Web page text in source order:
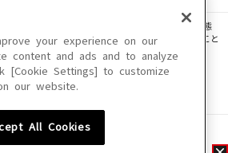
の文章・画像・写真・動画・音声等を、手段や形態
を超えて無断で複製、転載、ファイル化などすること
りご利用いただけない場合があります。
信内容が変更になる場合があります。
your experience on our
content and ads and to analyze
[Cookie Settings] to customize
our website.
All Cookies